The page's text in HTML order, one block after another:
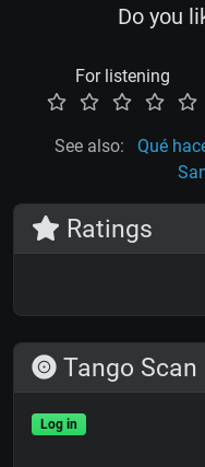
Do you
For listening
See also: Qué
Ratings
Tango Scan
Log in